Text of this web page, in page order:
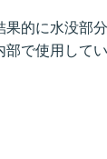
的に水没部
で使用して